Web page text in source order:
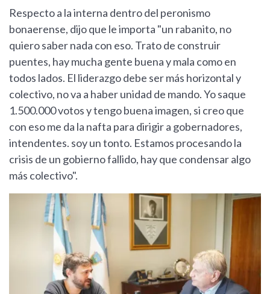
Respecto a la interna dentro del peronismo
bonaerense, dijo que le importa "un rabanito, no
quiero saber nada con eso. Trato de construir
puentes, hay mucha gente buena y mala como en
todos lados. El liderazgo debe ser más horizontal y
colectivo, no va a haber unidad de mando. Yo saque
1.500.000 votos y tengo buena imagen, si creo que
con eso me da la nafta para dirigir a gobernadores,
intendentes. soy un tonto. Estamos procesando la
crisis de un gobierno fallido, hay que condensar algo
más colectivo".